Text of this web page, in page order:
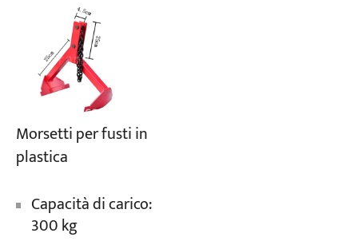
Morsetti per fusti in
plastica
Capacità di carico:
300 kg